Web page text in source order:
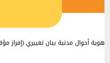
هوية أحوال مدنية بيان تغييري